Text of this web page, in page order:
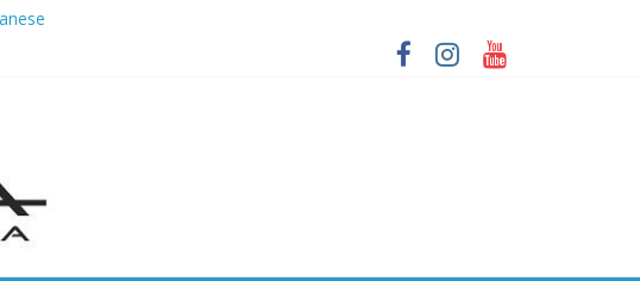
7. ŽMINJ CRAFT BEER FESTIVAL UZ NASTUP VATRE